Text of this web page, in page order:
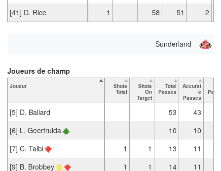
[41] D. Rice
1 58 51 2
Sunderland
Joueur
Shots
Total
Shots
On
Target
Total
Passes
Accurat
e
Passes
[5] D. Ballard 53
43
[6] L. Geertruida
10
10
[7] C. Talbi
1 1 13
11
[9] B. Brobbey
1 1 14 11
Joueurs de champ